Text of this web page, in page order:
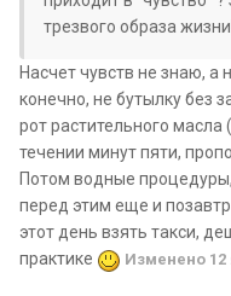
трезвого образа
Насчет чувств не знаю, а
конечно, не бутылку без
рот растительного масла
течении минут пяти,
Потом водные процедуры,
перед этим еще и
этот день взять такси,
практике
Изменено